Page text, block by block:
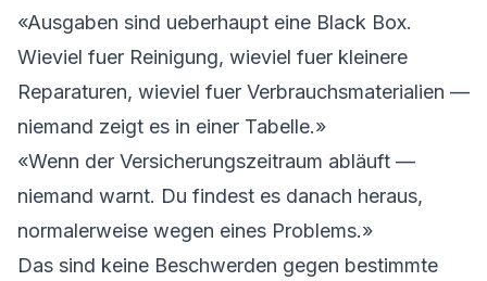
«Ausgaben sind ueberhaupt eine Black Box.
Wieviel fuer Reinigung, wieviel fuer kleinere
Reparaturen, wieviel fuer Verbrauchsmaterialien —
niemand zeigt es in einer Tabelle.»
«Wenn der Versicherungszeitraum abläuft —
niemand warnt. Du findest es danach heraus,
normalerweise wegen eines Problems.»
Das sind keine Beschwerden gegen bestimmte